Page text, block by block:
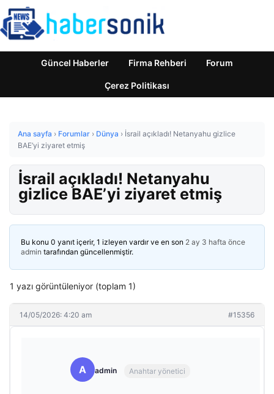
Güncel Haberler Firma Rehberi Forum
Çerez Politikası
Ana sayfa › Forumlar › Dünya › İsrail açıkladı! Netanyahu gizlice
BAE’yi ziyaret etmiş
İsrail açıkladı! Netanyahu
gizlice BAE’yi ziyaret etmiş
Bu konu 0 yanıt içerir, 1 izleyen vardır ve en son 2 ay 3 hafta önce
admin tarafından güncellenmiştir.
1 yazı görüntüleniyor (toplam 1)
14/05/2026: 4:20 am #15356
A admin Anahtar yönetici